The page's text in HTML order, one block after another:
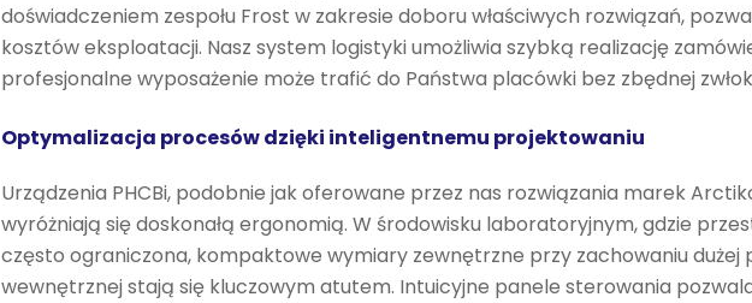
doświadczeniem zespołu Frost w zakresie doboru właściwych rozwiązań,
kosztów eksploatacji. Nasz system logistyki umożliwia szybką realizację
profesjonalne wyposażenie może trafić do Państwa placówki bez zbędnej
Optymalizacja procesów dzięki inteligentnemu projektowaniu
Urządzenia PHCBi, podobnie jak oferowane przez nas rozwiązania marek
wyróżniają się doskonałą ergonomią. W środowisku laboratoryjnym, gdzie
często ograniczona, kompaktowe wymiary zewnętrzne przy zachowaniu dużej
wewnętrznej stają się kluczowym atutem. Intuicyjne panele sterowania